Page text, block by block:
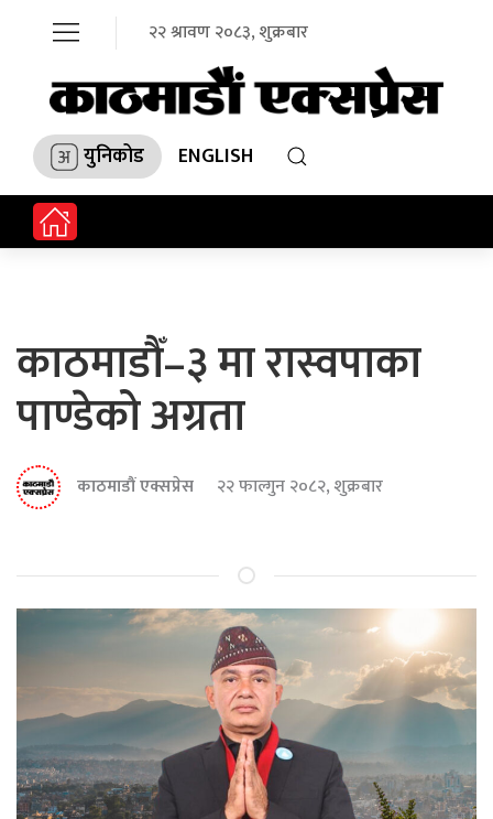
२२ श्रावण २०८३, शुक्रबार
युनिकोड ENGLISH
काठमाडौँ–३ मा रास्वपाका
पाण्डेको अग्रता
काठमाडौं एक्सप्रेस २२ फाल्गुन २०८२, शुक्रबार